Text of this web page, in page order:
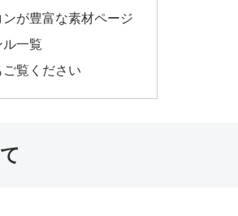
が豊富な素材ページ
一覧
覧ください